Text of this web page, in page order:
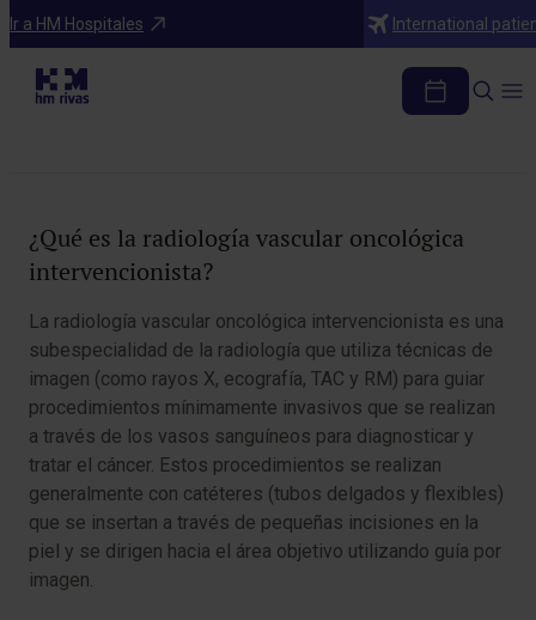
Ir a HM Hospitales International
Diagnosticos
Radiología vascular oncológica
¿Qué es la radiología vascular oncológica
intervencionista?
La radiología vascular oncológica intervencionista es una
subespecialidad de la radiología que utiliza técnicas de
imagen (como rayos X, ecografía, TAC y RM) para guiar
procedimientos mínimamente invasivos que se realizan
a través de los vasos sanguíneos para diagnosticar y
tratar el cáncer. Estos procedimientos se realizan
generalmente con catéteres (tubos delgados y flexibles)
que se insertan a través de pequeñas incisiones en la
piel y se dirigen hacia el área objetivo utilizando guía por
imagen.